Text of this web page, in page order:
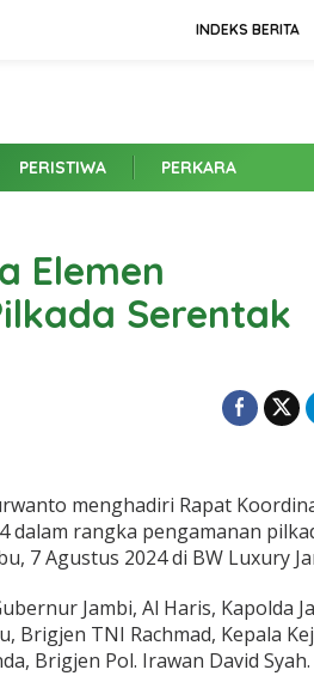
INDEKS BERITA
PERISTIWA PERKARA
Elemen
Serentak
menghadiri Rapat
dalam rangka pengamanan
7 Agustus 2024 di BW Luxury
Jambi, Al Haris, Kapolda
Brigjen TNI Rachmad, Kepala
Brigjen Pol. Irawan David Syah.